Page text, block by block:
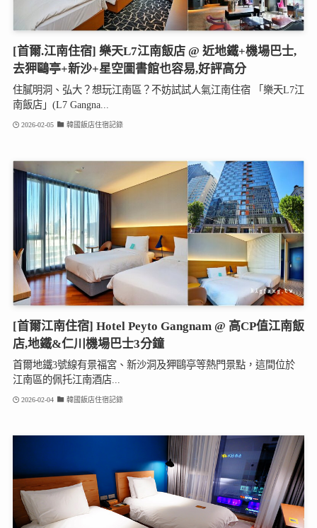
[首爾.江南住宿] 樂天L7江南飯店 @ 近地鐵+機場巴士,
去狎鷗亭+新沙+星空圖書館也容易,好評高分
住膩明洞、弘大？想玩江南區？不妨試試人氣江南住宿 「樂天L7江
南飯店」(L7 Gangna...
2026-02-05 韓國飯店住宿記錄
[首爾江南住宿] Hotel Peyto Gangnam @ 高CP值江南飯
店,地鐵&仁川機場巴士3分鐘
首爾地鐵3號線有景福宮、新沙洞及狎鷗亭等熱門景點，這間位於
江南區的佩托江南酒店...
2026-02-04 韓國飯店住宿記錄